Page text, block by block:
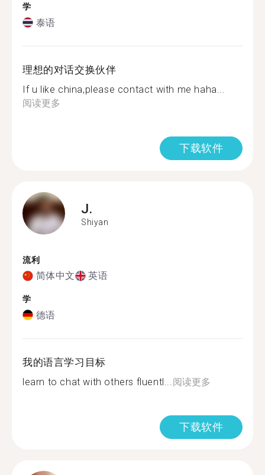
学
泰语
理想的对话交换伙伴
If u like china,please contact with me haha...
阅读更多
下载软件
J.
Shiyan
流利
简体中文 英语
学
德语
我的语言学习目标
learn to chat with others fluentl... 阅读更多
下载软件